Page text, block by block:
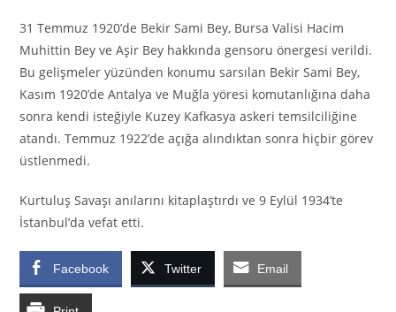
31 Temmuz 1920’de Bekir Sami Bey, Bursa Valisi Hacim
Muhittin Bey ve Aşir Bey hakkında gensoru önergesi verildi.
Bu gelişmeler yüzünden konumu sarsılan Bekir Sami Bey,
Kasım 1920’de Antalya ve Muğla yöresi komutanlığına daha
sonra kendi isteğiyle Kuzey Kafkasya askeri temsilciliğine
atandı. Temmuz 1922’de açığa alındıktan sonra hiçbir görev
üstlenmedi.
Kurtuluş Savaşı anılarını kitaplaştırdı ve 9 Eylül 1934’te
İstanbul’da vefat etti.
Facebook Twitter Email